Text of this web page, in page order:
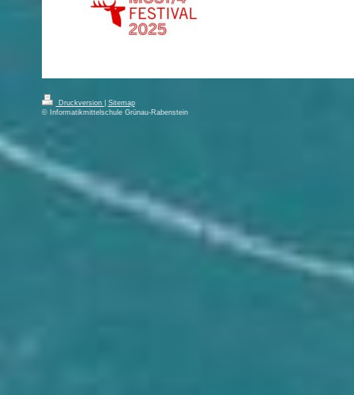
Druckversion
Sitemap
© Informatikmittelschule Grünau-Rabenstein